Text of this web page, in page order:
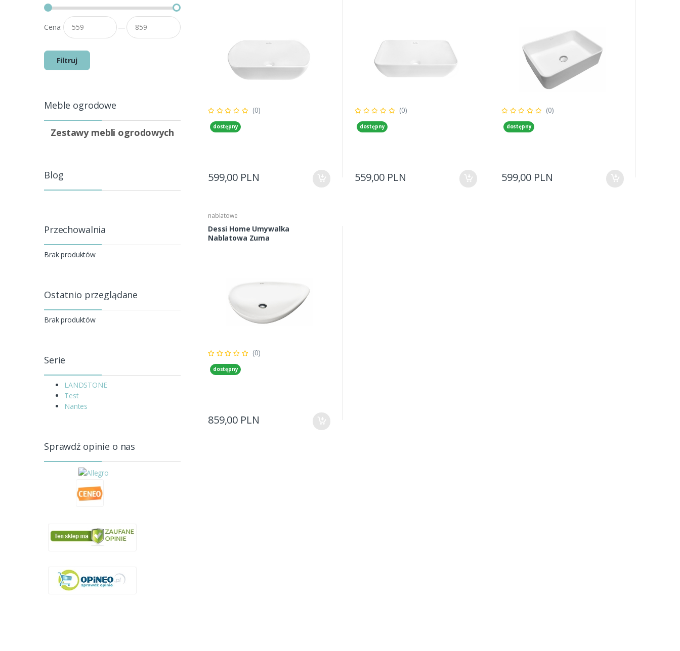
Cena: —
Filtruj
Meble ogrodowe
Zestawy mebli ogrodowych
Blog
Przechowalnia
Brak produktów
Ostatnio przeglądane
Brak produktów
Serie
LANDSTONE
Test
Nantes
Sprawdź opinie o nas
(0)
dostępny
599,00 PLN
(0)
dostępny
559,00 PLN
(0)
dostępny
599,00 PLN
nablatowe
Dessi Home Umywalka
Nablatowa Zuma
(0)
dostępny
859,00 PLN